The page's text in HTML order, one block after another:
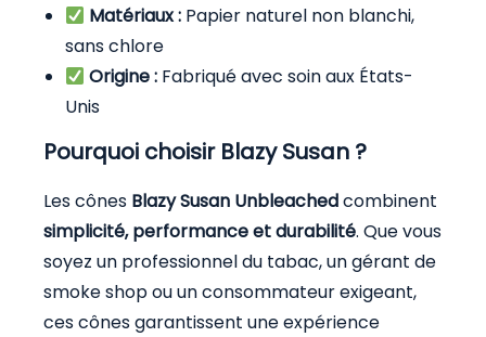
Matériaux : Papier naturel non blanchi,
sans chlore
Origine : Fabriqué avec soin aux États-
Unis
Pourquoi choisir Blazy Susan ?
Les cônes Blazy Susan Unbleachedcombinent
simplicité, performance et durabilité. Que vous
soyez un professionnel du tabac, un gérant de
smoke shop ou un consommateur exigeant,
ces cônes garantissent une expérience